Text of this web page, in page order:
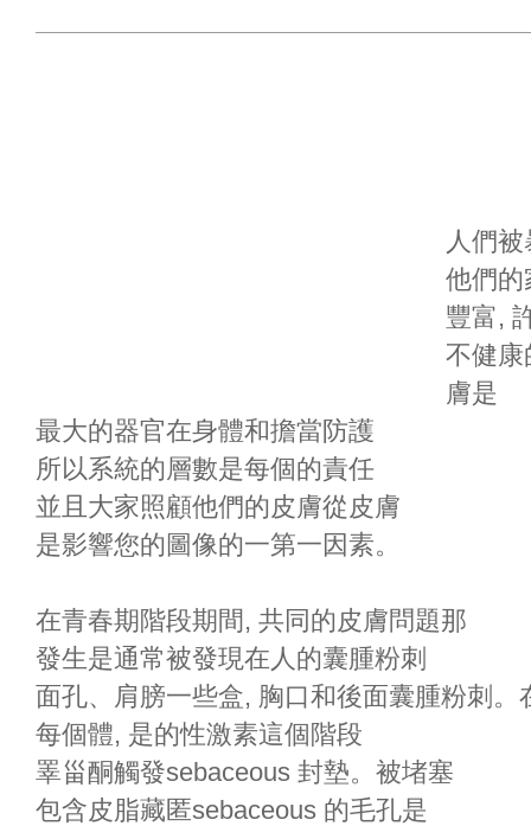
人們
他們的
豐富,
不健康
膚是
最大的器官在身體和擔當防護
所以系統的層數是每個的責任
並且大家照顧他們的皮膚從皮膚
是影響您的圖像的一第一因素。
在青春期階段期間, 共同的皮膚問題那
發生是通常被發現在人的囊腫粉刺
面孔、肩膀一些盒, 胸口和後面囊腫粉刺。
每個體, 是的性激素這個階段
睪甾酮觸發sebaceous 封墊。被堵塞
包含皮脂藏匿sebaceous 的毛孔是